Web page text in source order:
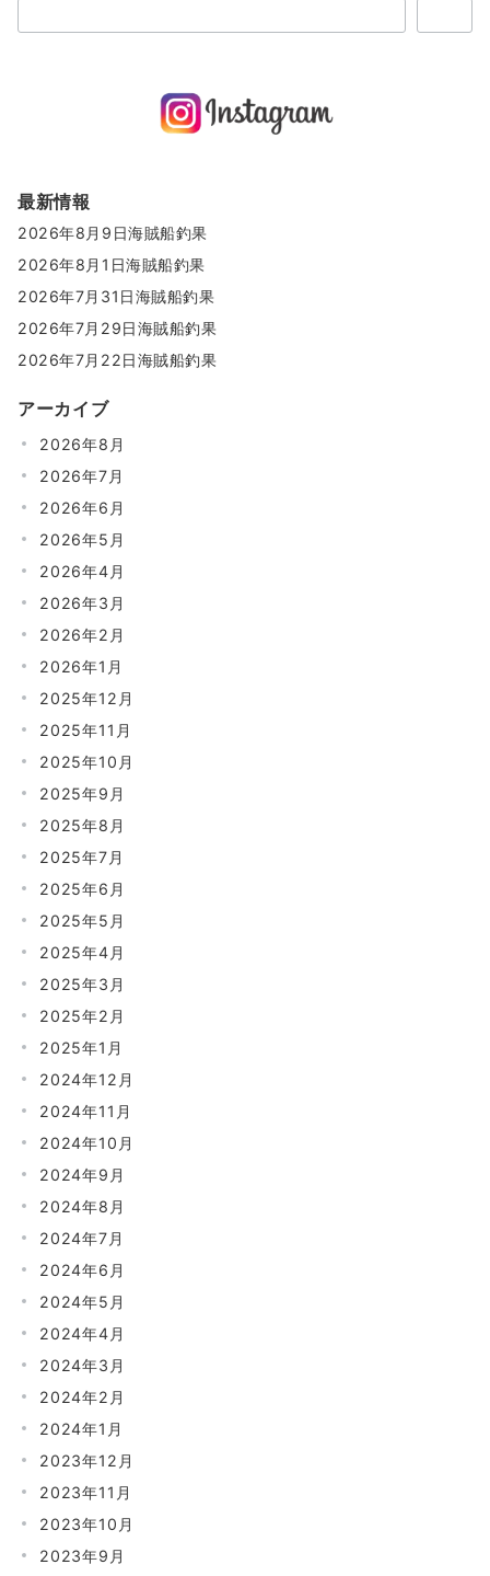
最新情報
2026年8月9日海賊船釣果
2026年8月1日海賊船釣果
2026年7月31日海賊船釣果
2026年7月29日海賊船釣果
2026年7月22日海賊船釣果
アーカイブ
2026年8月
2026年7月
2026年6月
2026年5月
2026年4月
2026年3月
2026年2月
2026年1月
2025年12月
2025年11月
2025年10月
2025年9月
2025年8月
2025年7月
2025年6月
2025年5月
2025年4月
2025年3月
2025年2月
2025年1月
2024年12月
2024年11月
2024年10月
2024年9月
2024年8月
2024年7月
2024年6月
2024年5月
2024年4月
2024年3月
2024年2月
2024年1月
2023年12月
2023年11月
2023年10月
2023年9月